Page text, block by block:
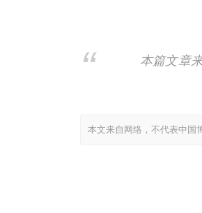
本篇文章
本文来自网络，不代表中国